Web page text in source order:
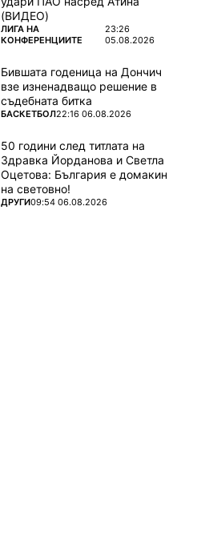
(ВИДЕО)
ПОВЕЧЕ ОТ
ЛИГА НА
КОНФЕРЕНЦИИТЕ
23:26
05.08.2026
Бившата годеница на Дончич
взе изненадващо решение в
съдебната битка
ПОВЕЧЕ ОТ
БАСКЕТБОЛ22:16 06.08.2026
50 години след титлата на
Здравка Йорданова и Светла
Оцетова: България е домакин
на световно!
ПОВЕЧЕ ОТ
ДРУГИ09:54 06.08.2026